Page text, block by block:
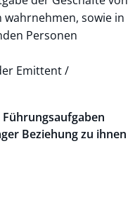
wahrnehmen, sowie in
Personen
Emittent /
Führungsaufgaben
Beziehung zu ihnen